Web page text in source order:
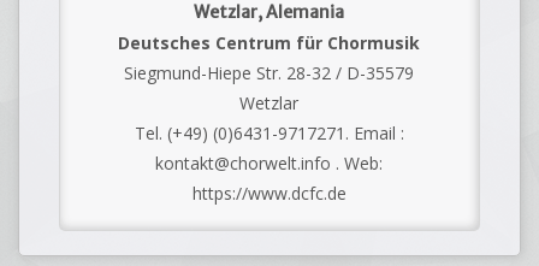
Wetzlar, Alemania
Deutsches Centrum für Chormusik
Siegmund-Hiepe Str. 28-32 / D-35579
Wetzlar
Tel. (+49) (0)6431-9717271. Email :
kontakt@chorwelt.info . Web:
https://www.dcfc.de